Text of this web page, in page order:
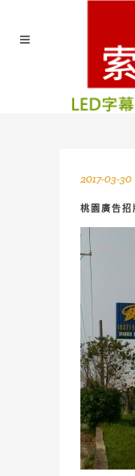
2017-03-30
桃園廣告招